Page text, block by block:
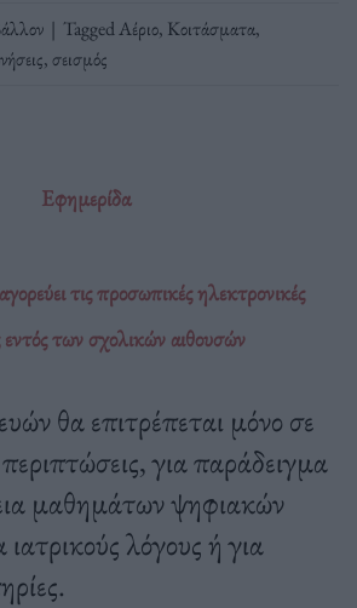
| TaggedΑέριο, Κοιτάσματα,
,σεισμός
Εφημερίδα
τις προσωπικές ηλεκτρονικές
εντός των σχολικών αιθουσών
θα επιτρέπεται μόνο σε
για παράδειγμα
μαθημάτων ψηφιακών
ιατρικούς λόγους ή για